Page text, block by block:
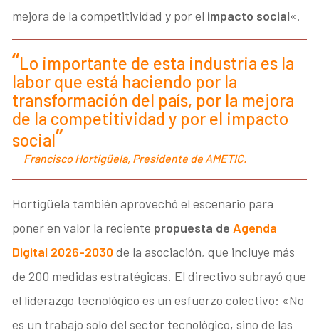
mejora de la competitividad y por el impacto social«.
Lo importante de esta industria es la
labor que está haciendo por la
transformación del país, por la mejora
de la competitividad y por el impacto
social
Francisco Hortigüela, Presidente de AMETIC.
Hortigüela también aprovechó el escenario para
poner en valor la reciente propuesta de Agenda
Digital 2026-2030de la asociación, que incluye más
de 200 medidas estratégicas. El directivo subrayó que
el liderazgo tecnológico es un esfuerzo colectivo: «No
es un trabajo solo del sector tecnológico, sino de las